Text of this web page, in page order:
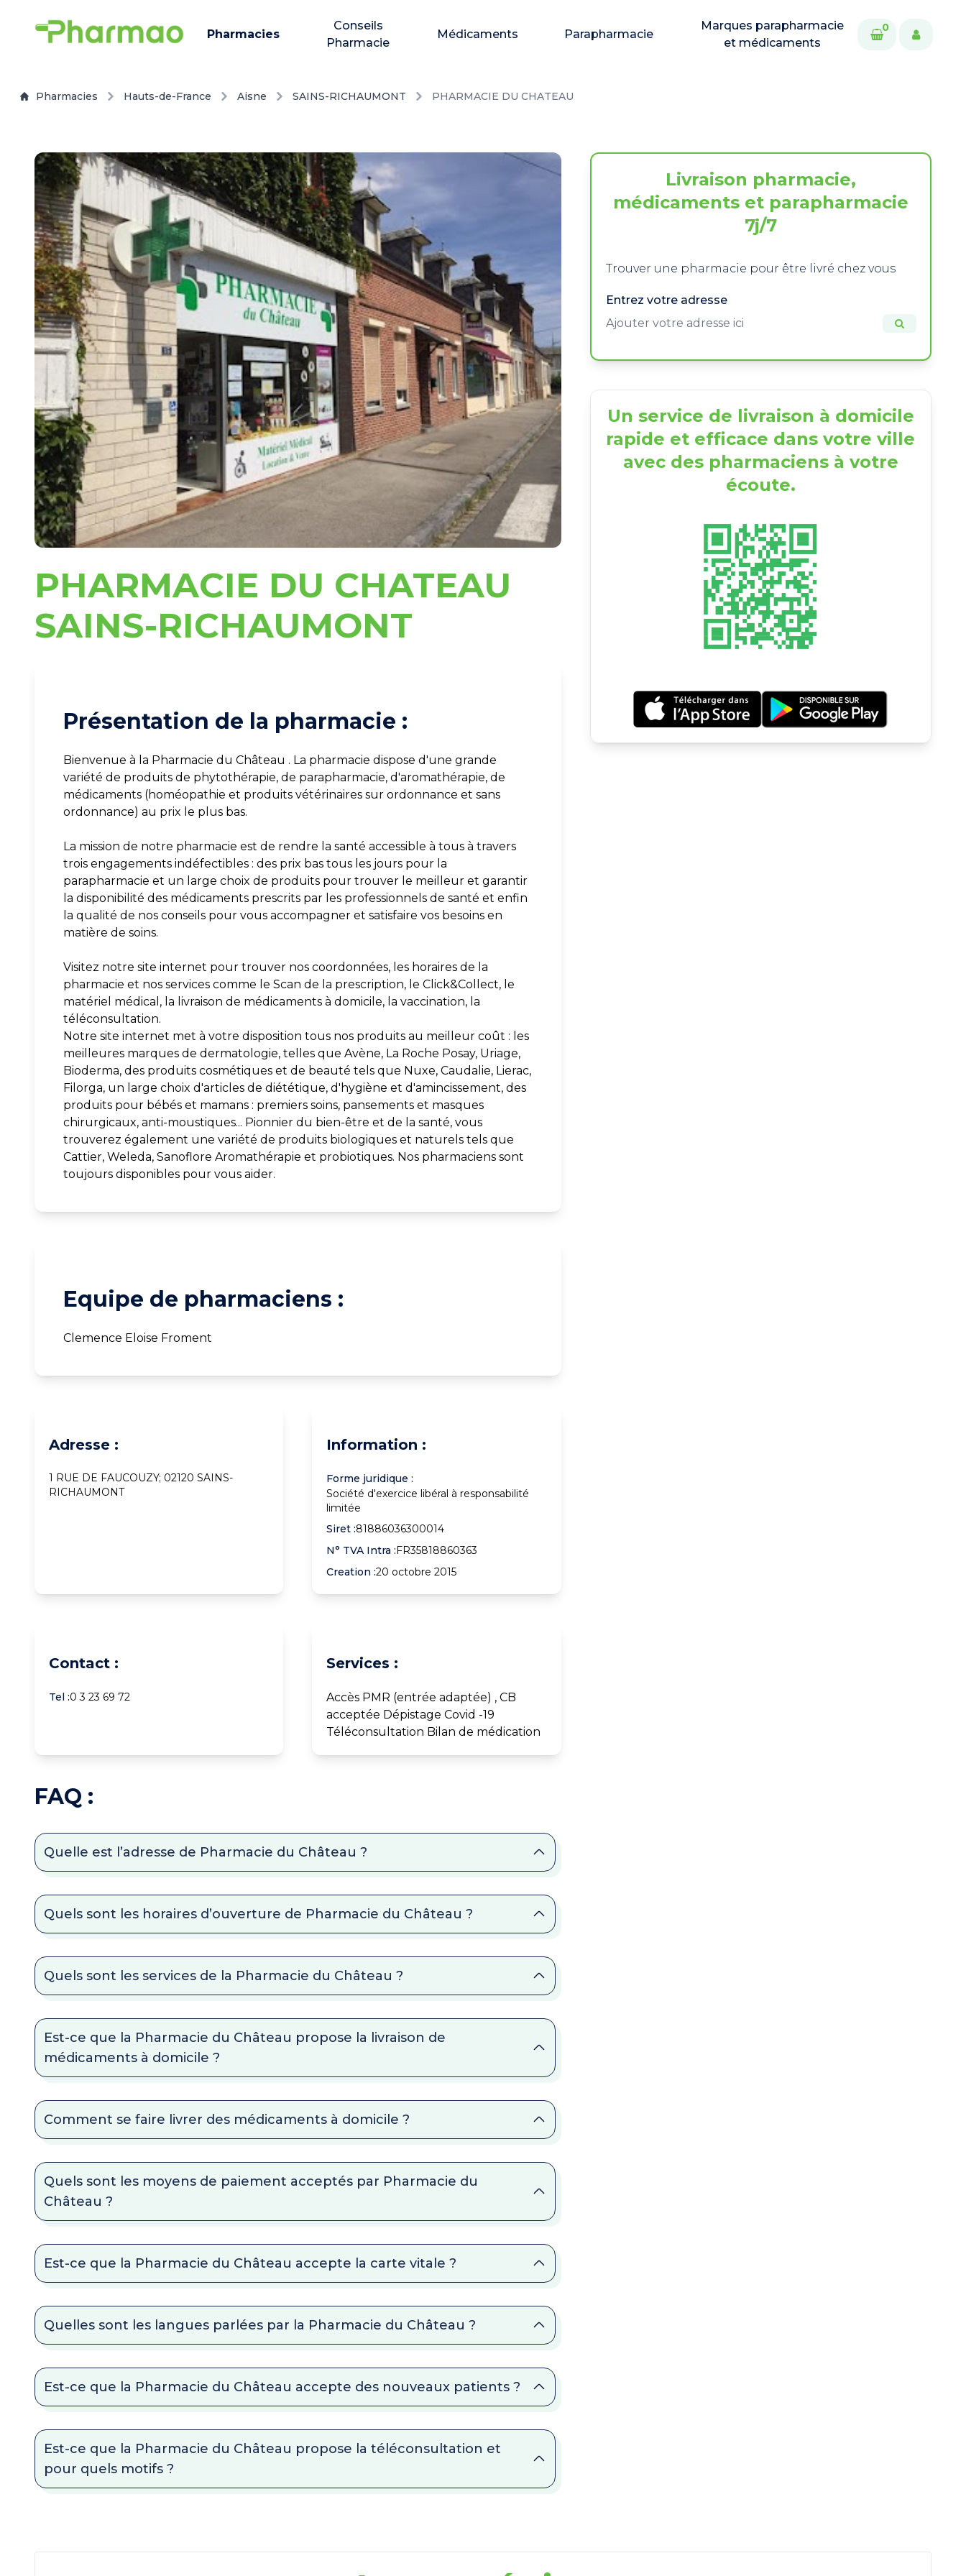
Pharmacies
Conseils
Pharmacie
Médicaments Parapharmacie
Marques parapharmacie
et médicaments
0
Pharmacies Hauts-de-France Aisne SAINS-RICHAUMONT PHARMACIE DU CHATEAU
PHARMACIE DU CHATEAU
SAINS-RICHAUMONT
Présentation de la pharmacie :
Bienvenue à la Pharmacie du Château . La pharmacie dispose d'une grande
variété de produits de phytothérapie, de parapharmacie, d'aromathérapie, de
médicaments (homéopathie et produits vétérinaires sur ordonnance et sans
ordonnance) au prix le plus bas.
La mission de notre pharmacie est de rendre la santé accessible à tous à travers
trois engagements indéfectibles : des prix bas tous les jours pour la
parapharmacie et un large choix de produits pour trouver le meilleur et garantir
la disponibilité des médicaments prescrits par les professionnels de santé et enfin
la qualité de nos conseils pour vous accompagner et satisfaire vos besoins en
matière de soins.
Visitez notre site internet pour trouver nos coordonnées, les horaires de la
pharmacie et nos services comme le Scan de la prescription, le Click&Collect, le
matériel médical, la livraison de médicaments à domicile, la vaccination, la
téléconsultation.
Notre site internet met à votre disposition tous nos produits au meilleur coût : les
meilleures marques de dermatologie, telles que Avène, La Roche Posay, Uriage,
Bioderma, des produits cosmétiques et de beauté tels que Nuxe, Caudalie, Lierac,
Filorga, un large choix d'articles de diététique, d'hygiène et d'amincissement, des
produits pour bébés et mamans : premiers soins, pansements et masques
chirurgicaux, anti-moustiques... Pionnier du bien-être et de la santé, vous
trouverez également une variété de produits biologiques et naturels tels que
Cattier, Weleda, Sanoflore Aromathérapie et probiotiques. Nos pharmaciens sont
toujours disponibles pour vous aider.
Equipe de pharmaciens :
Clemence Eloise Froment
Adresse :
1 RUE DE FAUCOUZY; 02120 SAINS-
RICHAUMONT
Information :
Forme juridique :
Société d'exercice libéral à responsabilité
limitée
Siret :81886036300014
N° TVA Intra :FR35818860363
Creation :20 octobre 2015
Contact :
Tel :0 3 23 69 72
Services :
Accès PMR (entrée adaptée) , CB
acceptée Dépistage Covid -19
Téléconsultation Bilan de médication
FAQ :
Quelle est l’adresse de Pharmacie du Château ?
Quels sont les horaires d’ouverture de Pharmacie du Château ?
Quels sont les services de la Pharmacie du Château ?
Est-ce que la Pharmacie du Château propose la livraison de
médicaments à domicile ?
Comment se faire livrer des médicaments à domicile ?
Quels sont les moyens de paiement acceptés par Pharmacie du
Château ?
Est-ce que la Pharmacie du Château accepte la carte vitale ?
Quelles sont les langues parlées par la Pharmacie du Château ?
Est-ce que la Pharmacie du Château accepte des nouveaux patients ?
Est-ce que la Pharmacie du Château propose la téléconsultation et
pour quels motifs ?
Livraison pharmacie,
médicaments et parapharmacie
7j/7
Trouver une pharmacie pour être livré chez vous
Entrez votre adresse
Un service de livraison à domicile
rapide et efficace dans votre ville
avec des pharmaciens à votre
écoute.